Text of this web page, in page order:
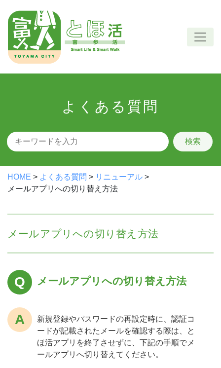
content
よくある質問
検索
HOME > よくある質問 > リニューアル >
メールアプリへの切り替え方法
メールアプリへの切り替え方法
メールアプリへの切り替え方法
新規登録やパスワードの再設定時に、認証コ
ードが記載されたメールを確認する際は、と
ほ活アプリを終了させずに、下記の手順でメ
ールアプリへ切り替えてください。